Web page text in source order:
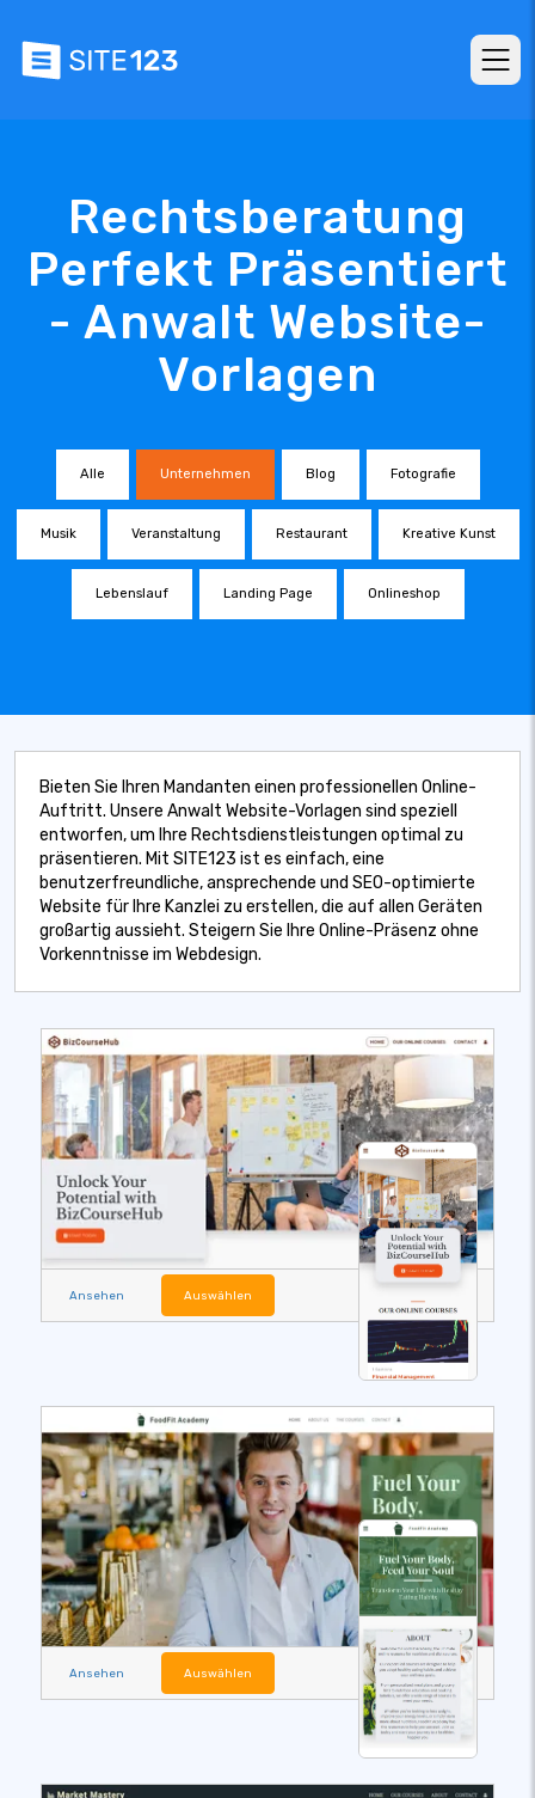
Rechtsberatung
Perfekt Präsentiert
- Anwalt Website-
Vorlagen
Alle Unternehmen Blog Fotografie
Musik Veranstaltung Restaurant Kreative Kunst
Lebenslauf Landing Page Onlineshop
Bieten Sie Ihren Mandanten einen professionellen Online-
Auftritt. Unsere Anwalt Website-Vorlagen sind speziell
entworfen, um Ihre Rechtsdienstleistungen optimal zu
präsentieren. Mit SITE123 ist es einfach, eine
benutzerfreundliche, ansprechende und SEO-optimierte
Website für Ihre Kanzlei zu erstellen, die auf allen Geräten
großartig aussieht. Steigern Sie Ihre Online-Präsenz ohne
Vorkenntnisse im Webdesign.
Ansehen Auswählen
Ansehen Auswählen